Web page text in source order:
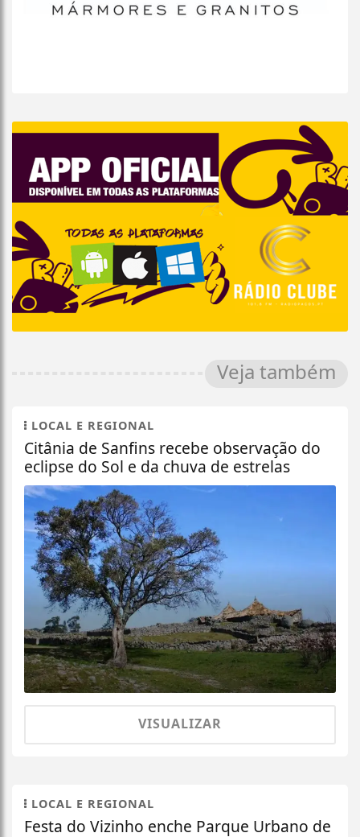
Veja também
LOCAL E REGIONAL
Citânia de Sanfins recebe observação do
eclipse do Sol e da chuva de estrelas
VISUALIZAR
LOCAL E REGIONAL
Festa do Vizinho enche Parque Urbano de